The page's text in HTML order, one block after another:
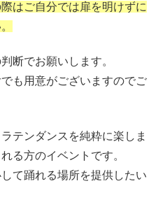
はご自分では扉を明けずに
断でお願いします。
も用意がございますのでご
テンダンスを純粋に楽しま
る方のイベントです。
て踊れる場所を提供したい